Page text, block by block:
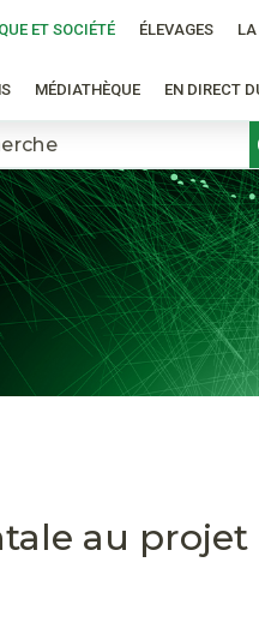
ET SOCIÉTÉ ÉLEVAGES LA
MÉDIATHÈQUE EN DIRECT
au